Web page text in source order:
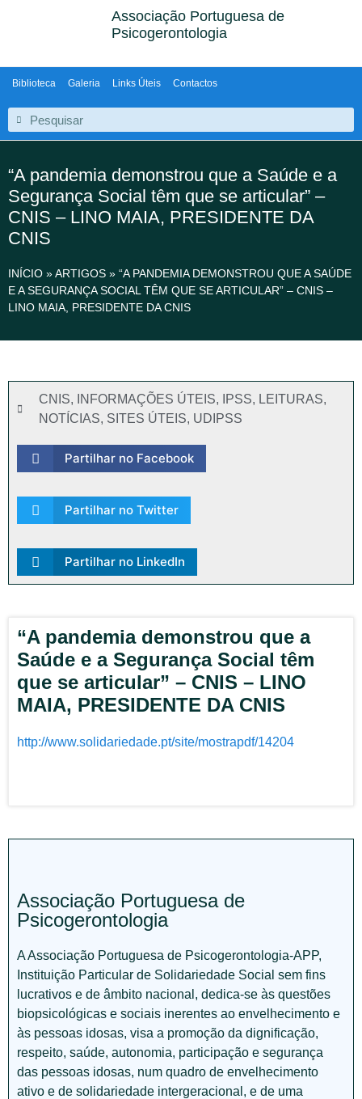
Associação Portuguesa de
Psicogerontologia
Biblioteca Galeria Links Úteis Contactos
“A pandemia demonstrou que a Saúde e a
Segurança Social têm que se articular” –
CNIS – LINO MAIA, PRESIDENTE DA
CNIS
INÍCIO »ARTIGOS » “A PANDEMIA DEMONSTROU QUE A SAÚDE
E A SEGURANÇA SOCIAL TÊM QUE SE ARTICULAR” – CNIS –
LINO MAIA, PRESIDENTE DA CNIS
CNIS, INFORMAÇÕES ÚTEIS, IPSS, LEITURAS,
NOTÍCIAS, SITES ÚTEIS, UDIPSS
Partilhar no Facebook
Partilhar no Twitter
Partilhar no LinkedIn
“A pandemia demonstrou que a
Saúde e a Segurança Social têm
que se articular” – CNIS – LINO
MAIA, PRESIDENTE DA CNIS
http://www.solidariedade.pt/site/mostrapdf/14204
Associação Portuguesa de
Psicogerontologia
A Associação Portuguesa de Psicogerontologia-APP,
Instituição Particular de Solidariedade Social sem fins
lucrativos e de âmbito nacional, dedica-se às questões
biopsicológicas e sociais inerentes ao envelhecimento e
às pessoas idosas, visa a promoção da dignificação,
respeito, saúde, autonomia, participação e segurança
das pessoas idosas, num quadro de envelhecimento
ativo e de solidariedade intergeracional, e de uma